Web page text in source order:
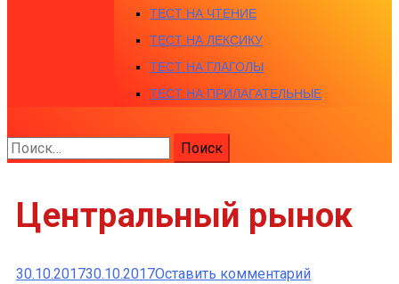
ТЕСТ НА ЧТЕНИЕ
ТЕСТ НА ЛЕКСИКУ
ТЕСТ НА ГЛАГОЛЫ
ТЕСТ НА ПРИЛАГАТЕЛЬНЫЕ
Найти:
Центральный рынок
30.10.201730.10.2017Оставить комментарийк